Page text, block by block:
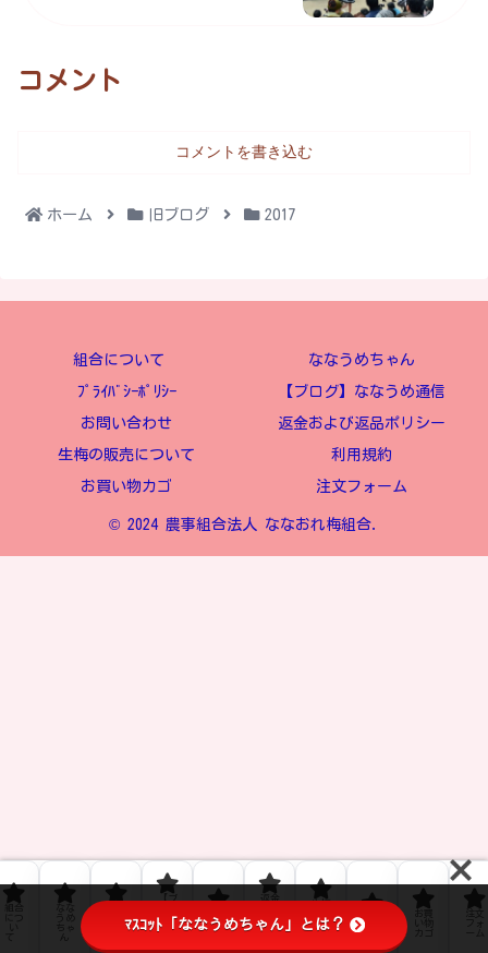
コメント
コメントを書き込む
ホーム 旧ブログ 2017
組合について ななうめちゃん
ﾌﾟﾗｲﾊﾞｼｰﾎﾟﾘｼｰ 【ブログ】ななうめ通信
お問い合わせ 返金および返品ポリシー
生梅の販売について 利用規約
お買い物カゴ 注文フォーム
© 2024 農事組合法人 ななおれ梅組合.
ﾊﾞｼｰ
ﾎﾟﾘｼ
グ】
なな
い合
わせ
返金
び返
品ポ
生梅
売に
つい
利用
規約
フォ
ﾏｽｺｯﾄ「ななうめちゃん」とは？